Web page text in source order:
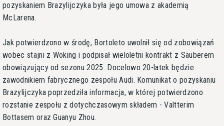
pozyskaniem Brazylijczyka była jego umowa z akademią
McLarena.
Jak potwierdzono w środę, Bortoleto uwolnił się od zobowiązań
wobec stajni z Woking i podpisał wieloletni kontrakt z Sauberem
obowiązujący od sezonu 2025. Docelowo 20-latek będzie
zawodnikiem fabrycznego zespołu Audi. Komunikat o pozyskaniu
Brazylijczyka poprzedziła informacja, w której potwierdzono
rozstanie zespołu z dotychczasowym składem - Valtterim
Bottasem oraz Guanyu Zhou.